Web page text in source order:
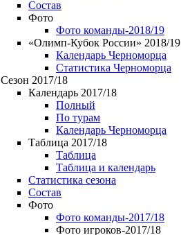
Состав
Фото
Фото команды-2018/19
«Олимп-Кубок России» 2018/19
Календарь Черноморца
Статистика Черноморца
Сезон 2017/18
Календарь 2017/18
Полный
По турам
Календарь Черноморца
Таблица 2017/18
Таблица
Таблица и календарь
Статистика сезона
Состав
Фото
Фото команды-2017/18
Фото игроков-2017/18